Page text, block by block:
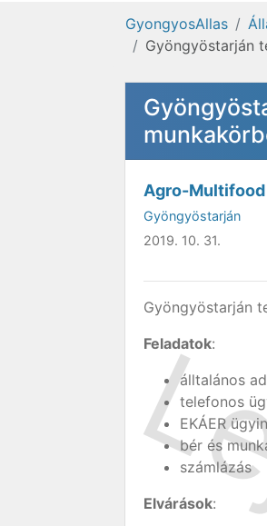
GyongyosAllas
Gyöngyöstarján
Agro-
Gyöngyöstarján
2019. 10. 31.
Gyöngyöstarján
Feladatok:
álltalános
telefonos
EKÁER
bér és
számlázás
Elvárások: